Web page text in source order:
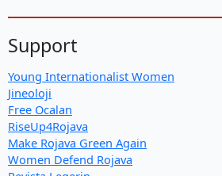
Support
Young Internationalist Women
Jineoloji
Free Ocalan
RiseUp4Rojava
Make Rojava Green Again
Women Defend Rojava